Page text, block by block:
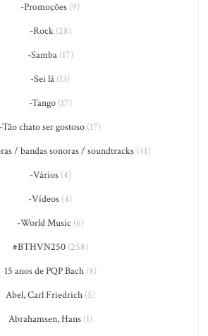
-Promoções (9)
-Rock(28)
-Samba(17)
-Sei lá (13)
-Tango(17)
-Tão chato ser gostoso (17)
/ bandas sonoras / soundtracks(41)
-Vários(4)
-Vídeos (4)
-World Music (6)
#BTHVN250(258)
15 anos de PQP Bach(8)
Abel, Carl Friedrich(5)
Abrahamsen, Hans(1)